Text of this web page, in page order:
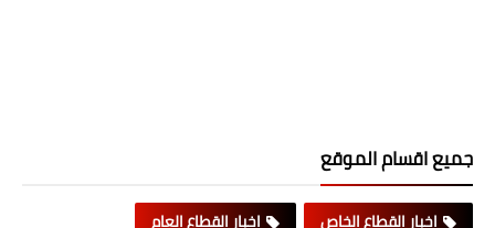
جميع اقسام الموقع
اخبار القطاع الخاص
اخبار القطاع العام